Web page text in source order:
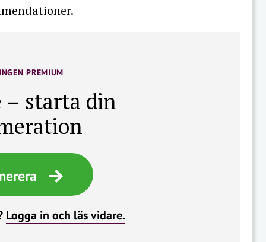
PREMIUM
– starta din
Logga in och läs vidare.